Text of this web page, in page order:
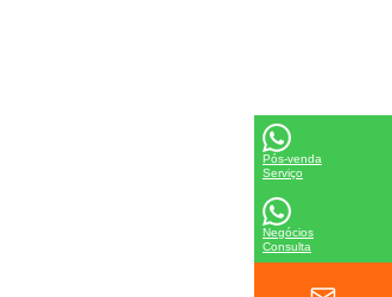
Pós-venda
Serviço
Negócios
Consulta